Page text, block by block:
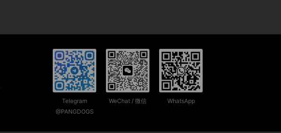
Telegram
@PANGDOGS
WeChat / 微信 WhatsApp